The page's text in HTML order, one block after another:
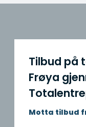
Tilbud på
Frøya
Motta tilbud